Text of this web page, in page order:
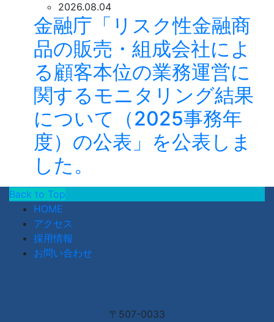
2026.08.04
金融庁「リスク性金融商
品の販売・組成会社によ
る顧客本位の業務運営に
関するモニタリング結果
について（2025事務年
度）の公表」を公表しま
した。
Back to Top
HOME
アクセス
採用情報
お問い合わせ
〒507-0033